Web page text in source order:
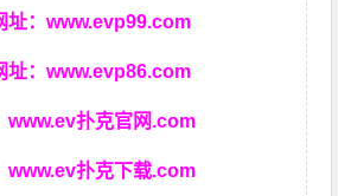
址：www.evp99.com
址：www.evp86.com
www.ev扑克官网.com
www.ev扑克下载.com